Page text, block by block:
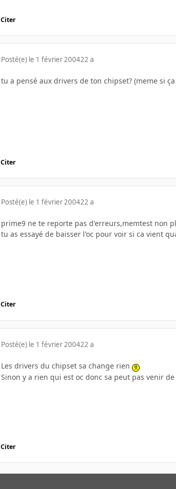
Citer
Posté(e) le 1 février 200422 a
tu a pensé aux drivers de ton chipset? (meme si
Citer
Posté(e) le 1 février 200422 a
prime9 ne te reporte pas d'erreurs,memtest non
tu as essayé de baisser l'oc pour voir si ca vient
Citer
Posté(e) le 1 février 200422 a
Les drivers du chipset sa change rien
Sinon y a rien qui est oc donc sa peut pas venir de
Citer